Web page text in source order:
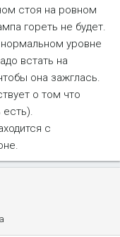
стоя на ровном
гореть не будет.
уровне
встать на
она зажглась.
о том что
с